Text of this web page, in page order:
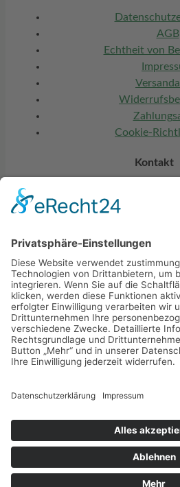
AGB
Echtheit von
Cookie-
Kontakt
info@esk-
www.esk-
+49 160 977
Copyright © 2026 ESK Putters
Web Design by